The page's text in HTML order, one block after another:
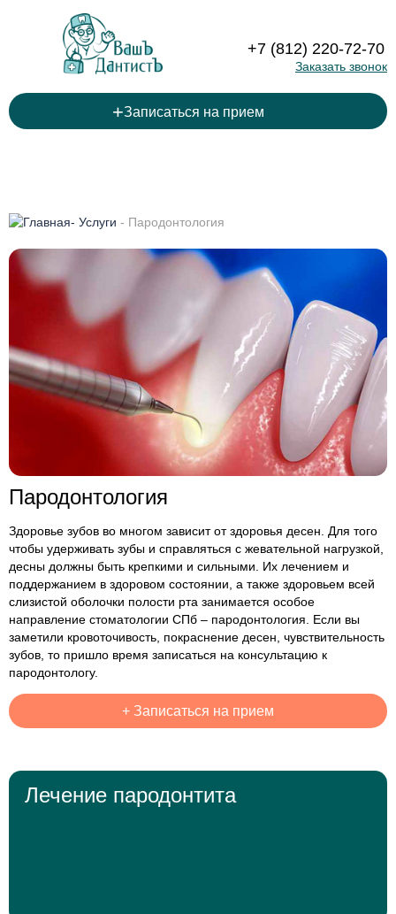
+7 (812) 220-72-70
Заказать звонок
+Записаться на прием
- Услуги - Пародонтология
Пародонтология
Здоровье зубов во многом зависит от здоровья десен. Для того
чтобы удерживать зубы и справляться с жевательной нагрузкой,
десны должны быть крепкими и сильными. Их лечением и
поддержанием в здоровом состоянии, а также здоровьем всей
слизистой оболочки полости рта занимается особое
направление стоматологии СПб – пародонтология. Если вы
заметили кровоточивость, покраснение десен, чувствительность
зубов, то пришло время записаться на консультацию к
пародонтологу.
+ Записаться на прием
Лечение пародонтита